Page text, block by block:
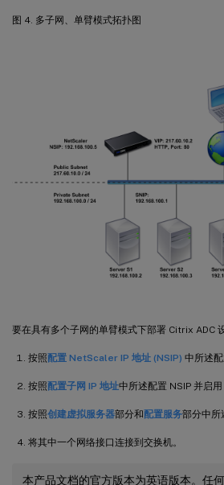
图 4. 多子网、单臂模式拓扑图
要在具有多个子网的单臂模式下部署 Citrix ADC
按照配置 NetScaler IP 地址 (NSIP) 中所述配
按照配置子网 IP 地址中所述配置 NSIP 并启用
按照创建虚拟服务器部分和配置服务部分中所
将其中一个网络接口连接到交换机。
本产品文档的官方版本为英语版本。任